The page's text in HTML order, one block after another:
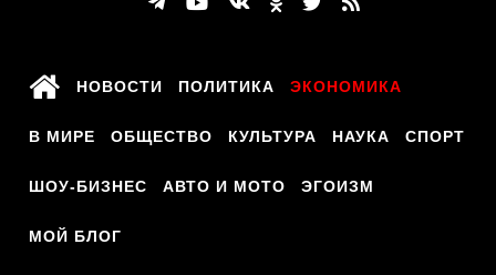
НОВОСТИ ПОЛИТИКА ЭКОНОМИКА
В МИРЕ ОБЩЕСТВО КУЛЬТУРА НАУКА СПОРТ
ШОУ-БИЗНЕС АВТО И МОТО ЭГОИЗМ
МОЙ БЛОГ